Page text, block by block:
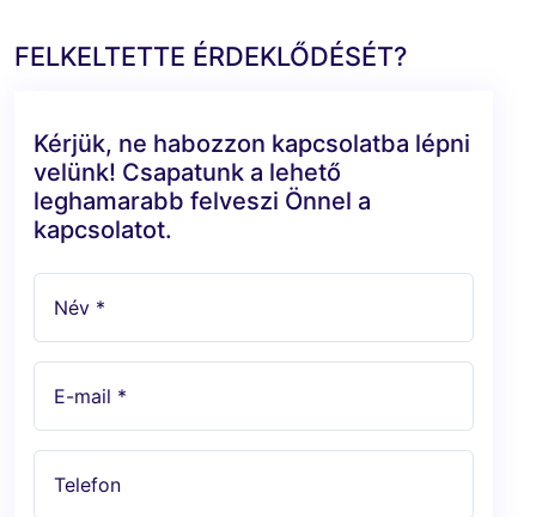
FELKELTETTE ÉRDEKLŐDÉSÉT?
Kérjük, ne habozzon kapcsolatba lépni
velünk! Csapatunk a lehető
leghamarabb felveszi Önnel a
kapcsolatot.
Név *
E-mail *
Telefon